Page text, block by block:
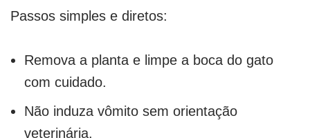
Passos simples e diretos:
Remova a planta e limpe a boca do gato
com cuidado.
Não induza vômito sem orientação
veterinária.